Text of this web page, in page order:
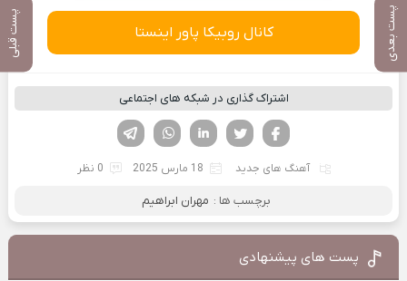
پست بعدی پست قبلی کانال روبیکا پاور اینستا
اشتراک گذاری در شبکه های اجتماعی
لینکدین تویتر
فیسوک
آهنگ های جدید 18 مارس 2025 0 نظر
برچسب ها : مهران ابراهیم
پست های پیشنهادی